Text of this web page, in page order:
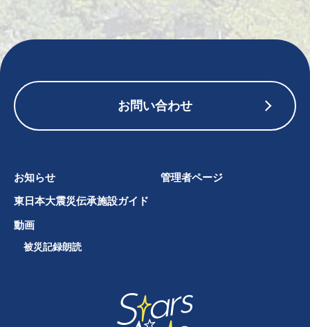
お問い合わせ
お知らせ
東日本大震災伝承施設ガイド
動画
被災記録朗読
管理者ページ